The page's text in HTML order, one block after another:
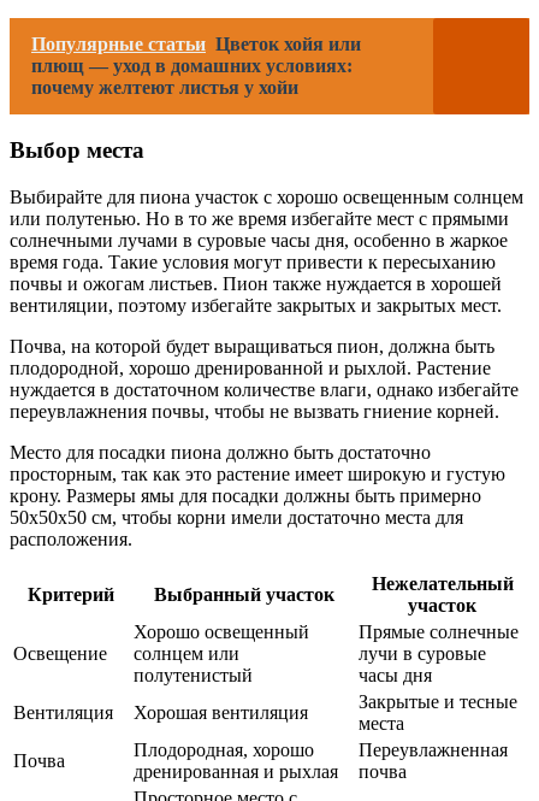
Популярные статьи Цветок хойя или
плющ — уход в домашних условиях:
почему желтеют листья у хойи
Выбор места
Выбирайте для пиона участок с хорошо освещенным солнцем
или полутенью. Но в то же время избегайте мест с прямыми
солнечными лучами в суровые часы дня, особенно в жаркое
время года. Такие условия могут привести к пересыханию
почвы и ожогам листьев. Пион также нуждается в хорошей
вентиляции, поэтому избегайте закрытых и закрытых мест.
Почва, на которой будет выращиваться пион, должна быть
плодородной, хорошо дренированной и рыхлой. Растение
нуждается в достаточном количестве влаги, однако избегайте
переувлажнения почвы, чтобы не вызвать гниение корней.
Место для посадки пиона должно быть достаточно
просторным, так как это растение имеет широкую и густую
крону. Размеры ямы для посадки должны быть примерно
50x50x50 см, чтобы корни имели достаточно места для
расположения.
Критерий Выбранный участок
Нежелательный
участок
Освещение
Хорошо освещенный
солнцем или
полутенистый
Прямые солнечные
лучи в суровые
часы дня
Вентиляция
Хорошая вентиляция
Закрытые и тесные
места
Почва
Плодородная, хорошо
дренированная и рыхлая
Переувлажненная
почва